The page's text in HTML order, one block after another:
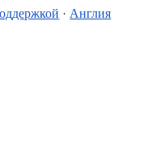
·Англия